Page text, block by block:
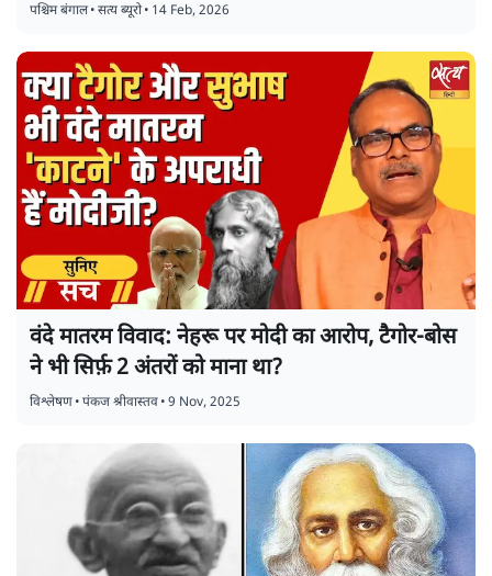
पश्चिम बंगाल•सत्य ब्यूरो• 14 Feb, 2026
वंदे मातरम विवाद: नेहरू पर मोदी का आरोप, टैगोर-बोस
ने भी सिर्फ़ 2 अंतरों को माना था?
विश्लेषण•पंकज श्रीवास्तव•9 Nov, 2025